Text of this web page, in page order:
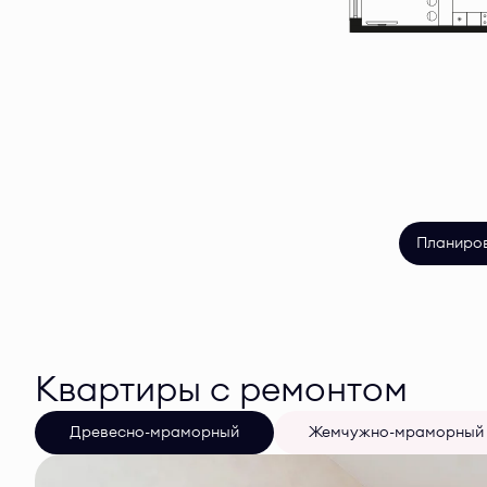
Квартиры с ремонтом
Древесно-мраморный Жемчужно-мраморный